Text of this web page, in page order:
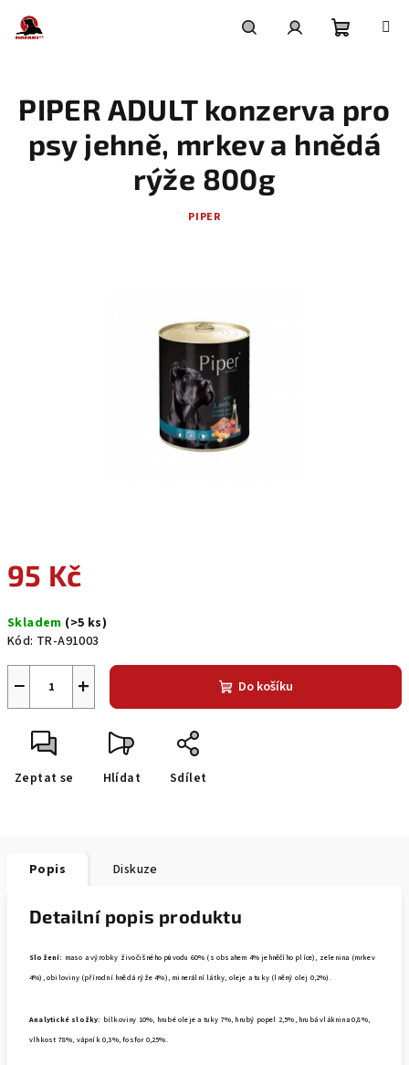
obsah
košík
95 Kč
cena:
Skladem (>5 ks)
Kód: TR-A91003
+
− Do košíku
Zeptat se Hlídat Sdílet
PIPER ADULT konzerva pro
psy jehně, mrkev a hnědá
rýže 800g
PIPER
Popis Diskuze
Detailní popis produktu
Složení: maso a výrobky živočišného původu 60% (s obsahem 4% jehněčího plíce), zelenina (mrkev
4%), obiloviny (přírodní hnědá rýže 4%), minerální látky, oleje a tuky (lněný olej 0,2%).
Analytické složky: bílkoviny 10%, hrubé oleje a tuky 7%, hrubý popel 2,5%, hrubá vláknina 0,8%,
vlhkost 78%, vápník 0,3%, fosfor 0,25%.